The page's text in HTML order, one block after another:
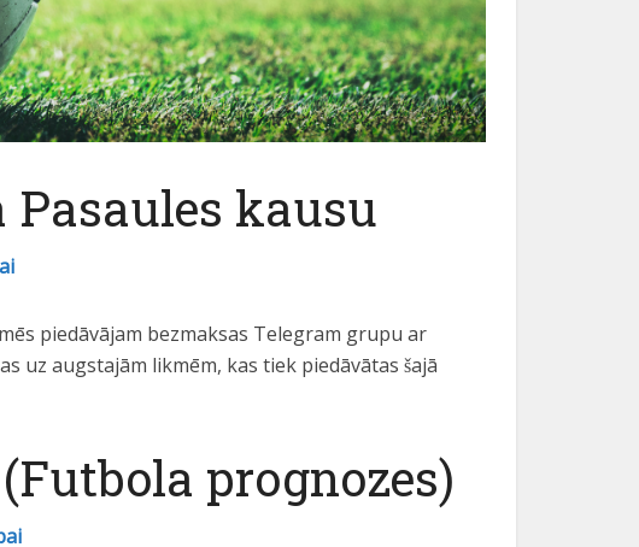
Pasaules kausu
piedāvājam bezmaksas Telegram grupu ar
uz augstajām likmēm, kas tiek piedāvātas šajā
prognozes)